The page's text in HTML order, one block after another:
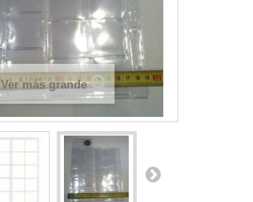
Ver más grande